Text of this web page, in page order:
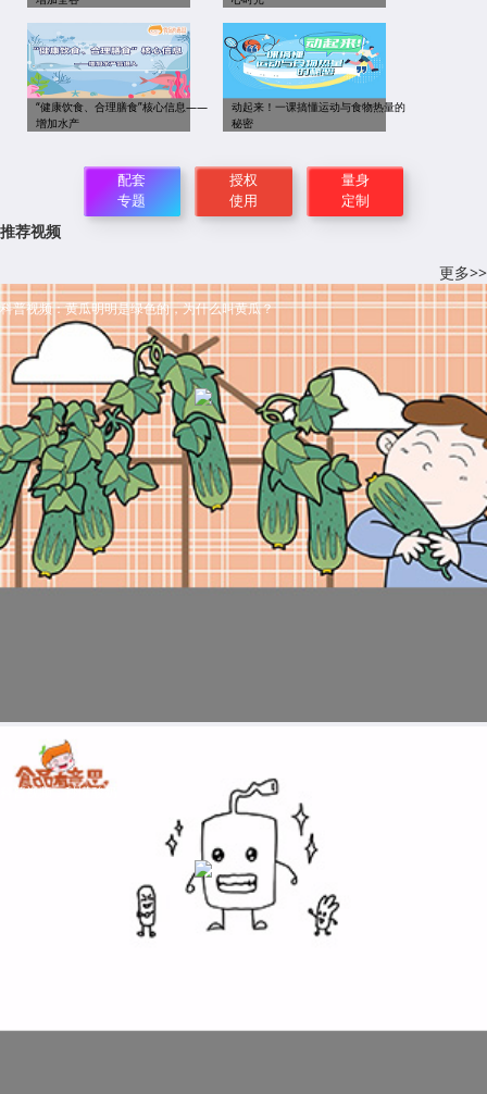
“健康饮食、合理膳食”核心信息——
增加水产
动起来！一课搞懂运动与食物热量的
秘密
配套
专题
授权
使用
量身
定制
推荐视频
更多>>
科普视频：黄瓜明明是绿色的，为什么叫黄瓜？
科普视频：秒懂酸奶